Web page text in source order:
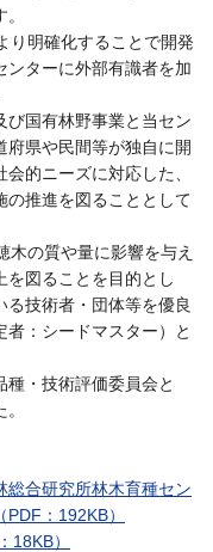
り明確化することで開発
ンターに外部有識者を加
び国有林野事業と当セン
府県や民間等が独自に開
的ニーズに対応した、
の推進を図ることとして
木の質や量に影響を与え
を図ることを目的とし
る技術者・団体等を優良
：シードマスター）と
種・技術評価委員会と
総合研究所林木育種セン
：192KB）
18KB）